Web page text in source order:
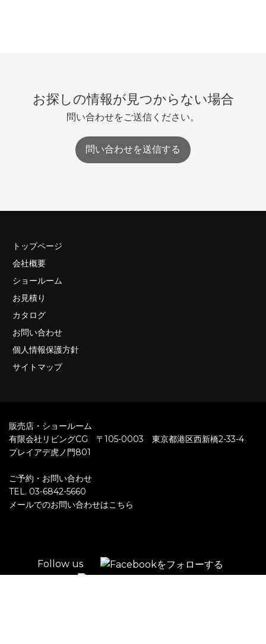
お探しの情報が見つからない場合
問い合わせをご送信ください。
問い合わせを送信する
トップページ
会社概要
ショールーム
お見積り
カタログ
お問い合わせ
個人情報保護方針
サイトマップ
販売店・ショールーム
有限会社リビングCG 〒105-0003 東京都港区西新橋2-33-4
プレイアデ虎ノ門801
ご予約・お問い合わせ
TEL. 03-6842-5660
メールでのお問い合わせはこちら
Follow us